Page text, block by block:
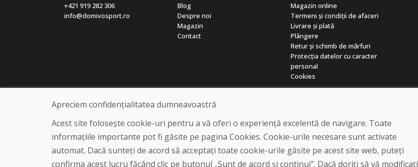
+421 919 282 306
info@domivosport.ro
Blog
Despre noi
Magazin
Contact
Magazin online
Termeni și condiții de afaceri
Livrare și plată
Plângere
Retur și schimb de mărfuri
Protecția datelor cu caracter
personal
Cookies
© DOMIVOSPORT 2026, Toate drepturile rezervate
Apreciem confidențialitatea dumneavoastră
Acest site folosește cookie-uri pentru a vă oferi o experiență excelentă de navigare. Toate
informațiile importante pot fi găsite pe pagina Cookies. Cookie-urile necesare sunt activate
automat. Dacă sunteți de acord să acceptați toate cookie-urile găsite pe acest site web, puteți
confirma acest lucru făcând clic pe butonul „Sunt de acord și continui”. Dacă doriți să vă modificați